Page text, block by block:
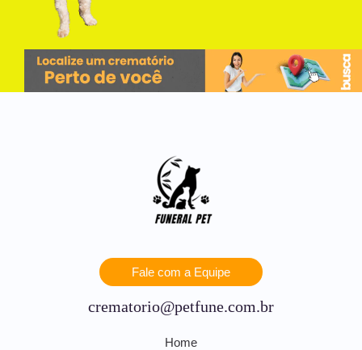
Fale com a Equipe
crematorio@petfune.com.br
Home